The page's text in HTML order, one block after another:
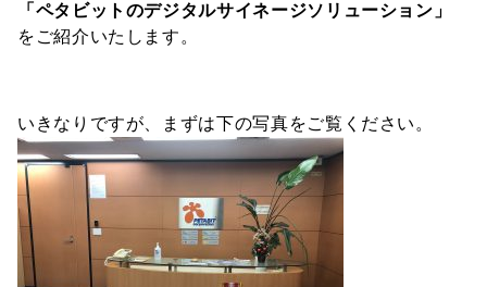
「 ペタビットのデジタルサイネージソリューション 」
をご紹介いたします。
いきなりですが、まずは下の写真をご覧ください。